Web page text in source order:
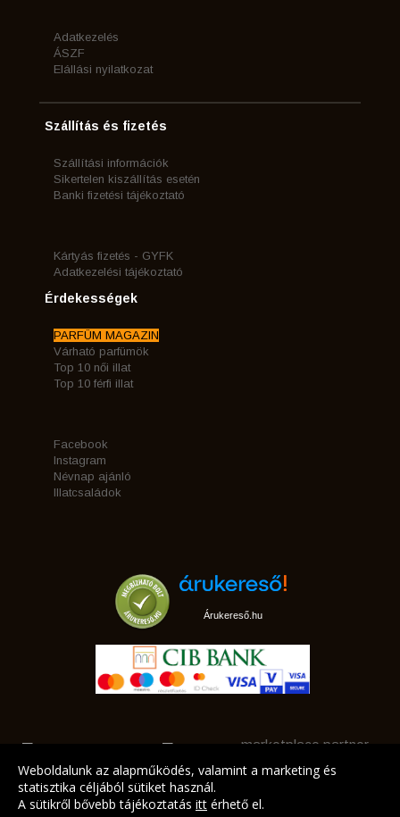
Adatkezelés
ÁSZF
Elállási nyilatkozat
Szállítás és fizetés
Szállítási információk
Sikertelen kiszállítás esetén
Banki fizetési tájékoztató
Kártyás fizetés - GYFK
Adatkezelési tájékoztató
Érdekességek
PARFÜM MAGAZIN
Várható parfümök
Top 10 női illat
Top 10 férfi illat
Facebook
Instagram
Névnap ajánló
Illatcsaládok
Árukereső.hu
marketplace partner
Weboldalunk az alapműködés, valamint a marketing és
statisztika céljából sütiket használ.
A sütikről bővebb tájékoztatás itt érhető el.